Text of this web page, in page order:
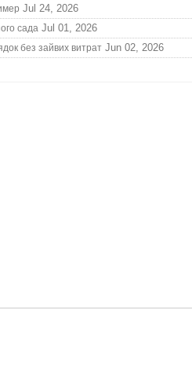
Jul 24, 2026
сада Jul 01, 2026
без зайвих витрат Jun 02, 2026